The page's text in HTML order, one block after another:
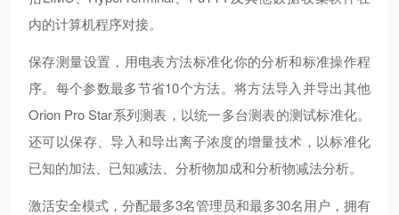
内的计算机程序对接。
保存测量设置，用电表方法标准化你的分析和标准操作程
序。每个参数最多节省10个方法。将方法导入并导出其他
Orion Pro Star系列测表，以统一多台测表的测试标准化。
还可以保存、导入和导出离子浓度的增量技术，以标准化
已知的加法、已知减法、分析物加成和分析物减法分析。
激活安全模式，分配最多3名管理员和最多30名用户，拥有